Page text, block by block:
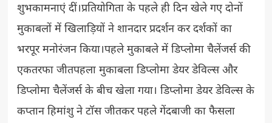
शुभकामनाएं दीं।प्रतियोगिता के पहले ही दिन खेले गए दोनों
मुकाबलों में खिलाड़ियों ने शानदार प्रदर्शन कर दर्शकों का
भरपूर मनोरंजन किया।पहले मुकाबले में डिप्लोमा चैलेंजर्स की
एकतरफा जीतपहला मुकाबला डिप्लोमा डेयर डेविल्स और
डिप्लोमा चैलेंजर्स के बीच खेला गया। डिप्लोमा डेयर डेविल्स के
कप्तान हिमांशु ने टॉस जीतकर पहले गेंदबाजी का फैसला